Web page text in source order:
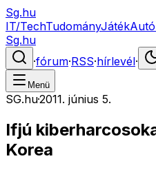
Sg.hu
IT/TechTudományJátékAutó
Sg.hu
·fórum·RSS·hírlevél·
Menü
SG.hu·2011. június 5.
Ifjú
Korea